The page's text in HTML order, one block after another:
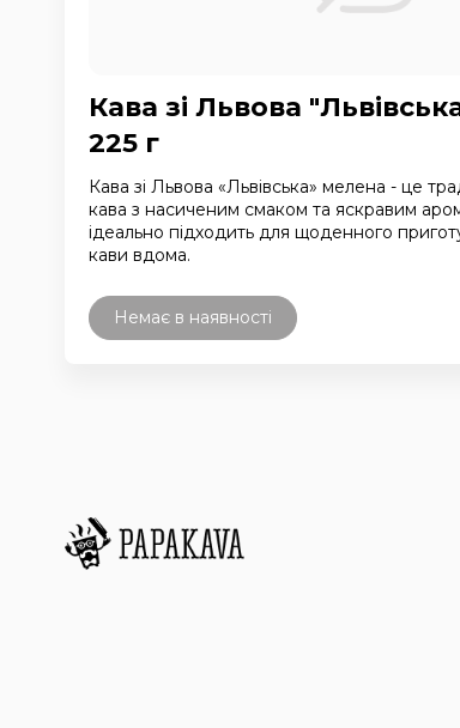
Кава зі Львова
225 г
Кава зі Львова «Львівська» мелена - це
кава з насиченим смаком та яскравим
ідеально підходить для щоденного
кави вдома.
Немає в наявності